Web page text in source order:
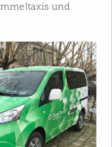
und